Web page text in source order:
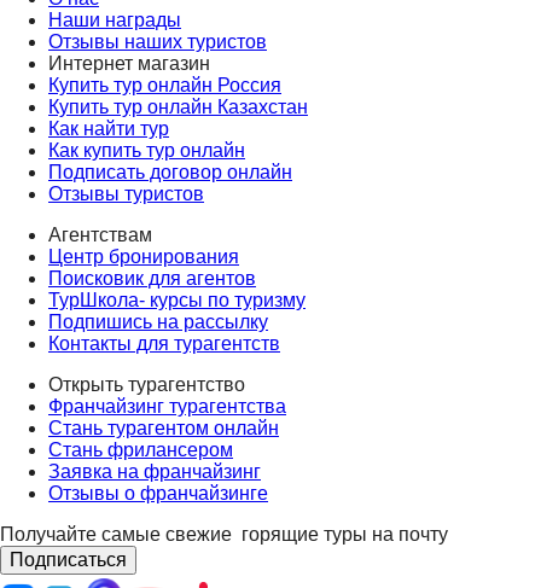
Наши награды
Отзывы наших туристов
Интернет магазин
Купить тур онлайн Россия
Купить тур онлайн Казахстан
Как найти тур
Как купить тур онлайн
Подписать договор онлайн
Отзывы туристов
Агентствам
Центр бронирования
Поисковик для агентов
ТурШкола- курсы по туризму
Подпишись на рассылку
Контакты для турагентств
Открыть турагентство
Франчайзинг турагентства
Стань турагентом онлайн
Стань фрилансером
Заявка на франчайзинг
Отзывы о франчайзинге
Получайте самые свежие горящие туры на почту
Подписаться